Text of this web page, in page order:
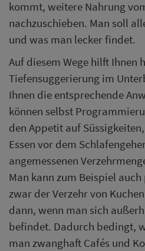
kommt, weitere Nahrung
nachzuschieben. Man soll
und was man lecker findet.
Auf diesem Wege hilft Ihnen
Tiefensuggerierung im
Ihnen die entsprechende
können selbst
den Appetit auf
Essen vor dem
angemessenen
Man kann zum Beispiel
zwar der Verzehr von
dann, wenn man sich
befindet. Dadurch bedingt,
man zwanghaft Cafés und